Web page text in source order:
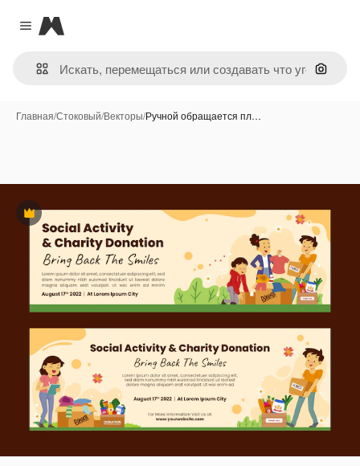
Close menu
Magnific
Поиск
Главная/Стоковый/Векторы/Ручной обращается пл…
Премиум